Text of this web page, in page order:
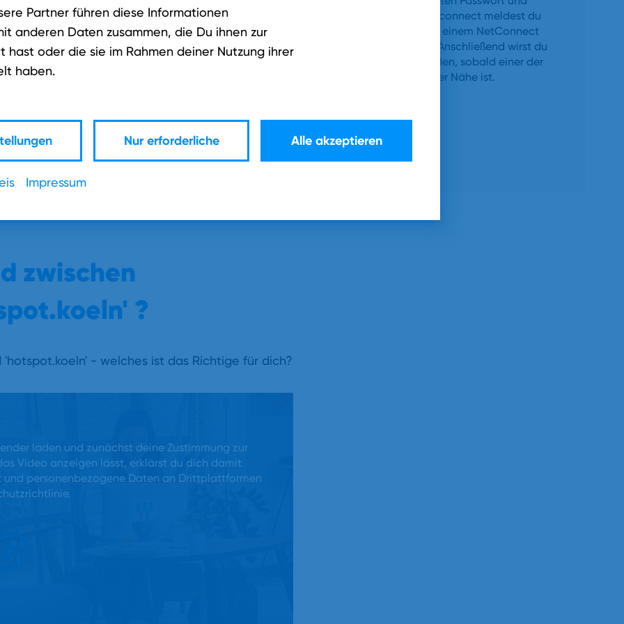
Partner führen diese Informationen
anderen Daten zusammen, die Du ihnen zur
hast oder die sie im Rahmen deiner Nutzung ihrer
haben.
Nur erforderliche Alle akzeptieren
Impressum
einen Benutzernamen fest. Beides
benötigst du, um dein gewünschtes
Endgerät an einem NetConnect Hotspot
einmalig zu registrieren. Der Benutzername
muss bei der Anmeldung um @netconnect
Benutzernamen@netconnect meldest du
dich nun einmalig an einem NetConnect
fähigen Hotspot an. Anschließend wirst du
automatisch verbunden, sobald einer der
Access Points in deiner Nähe ist.
zwischen
?
- welches ist das Richtige für dich?
laden und zunächst deine Zustimmung zur
Video anzeigen lässt, erklärst du dich damit
personenbezogene Daten an Drittplattformen